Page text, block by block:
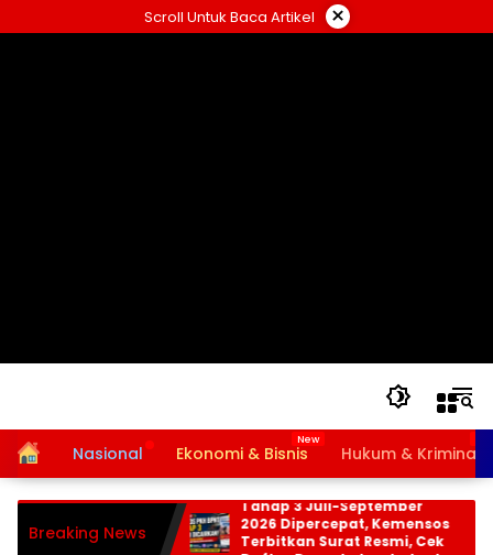
ke
Scroll Untuk Baca Artikel ×
HomeNasional Ekonomi & Bisnis Hukum & Kriminal
Breaking News
Bansos PKH dan BPNT
Tahap 3 Juli-September
2026 Dipercepat, Kemensos
Terbitkan Surat Resmi, Cek